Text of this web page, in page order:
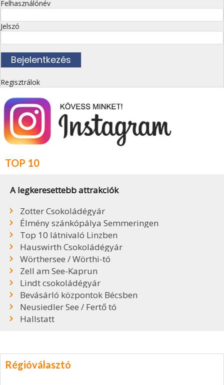
Felhasználónév
Jelszó
Regisztrálok
TOP 10
A legkeresettebb attrakciók
Zotter Csokoládégyár
Élmény szánkópálya Semmeringen
Top 10 látnivaló Linzben
Hauswirth Csokoládégyár
Wörthersee / Wörthi-tó
Zell am See-Kaprun
Lindt csokoládégyár
Bevásárló központok Bécsben
Neusiedler See / Fertő tó
Hallstatt
Régióválasztó